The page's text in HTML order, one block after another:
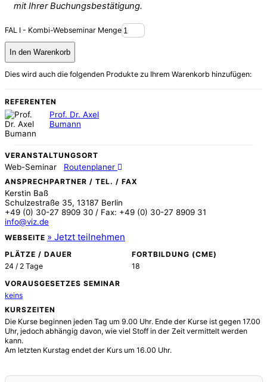
mit Ihrer Buchungsbestätigung.
FAL I - Kombi-Webseminar Menge
In den Warenkorb
Dies wird auch die folgenden Produkte zu Ihrem Warenkorb hinzufügen:
REFERENTEN
Prof. Dr. Axel
Bumann
VERANSTALTUNGSORT
Web-Seminar Routenplaner
ANSPRECHPARTNER / TEL. / FAX
Kerstin Baß
Schulzestraße 35, 13187 Berlin
+49 (0) 30-27 8909 30 / Fax: +49 (0) 30-27 8909 31
info@viz.de
WEBSEITE
PLÄTZE / DAUER
24 / 2 Tage
FORTBILDUNG (CME)
18
VORAUSGESETZES SEMINAR
keins
KURSZEITEN
Die Kurse beginnen jeden Tag um 9.00 Uhr. Ende der Kurse ist gegen 17.00
Uhr, jedoch abhängig davon, wie viel Stoff in der Zeit vermittelt werden
kann.
Am letzten Kurstag endet der Kurs um 16.00 Uhr.